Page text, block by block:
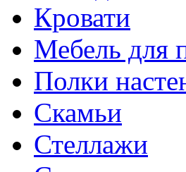
Кровати
Мебель для
Полки
Скамьи
Стеллажи